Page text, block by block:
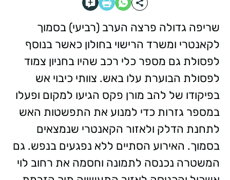
שריפה גדולה פרצה הערב (רביעי) בסמוך
לקאנטרי ומשרד הרישוי בחולון כאשר בנוסף
לפסולת גם מספר כלי רכב שהיו בחניון צמוד
לפסולת הבוערת עלו באש. צוותי כיבוי אש
בפיקודו של להב מורן פקס הגיעו למקום ופעלו
במספר גזרות כדי למנוע את התפשטות האש
לתחנת הדלק ולאזור הקאנטרי שנמצאים
בסמוך. האירוע הסתיים ללא נפגעים בנפש. גם
המשטרה נכנסה לתמונה וחסמה את רחוב לוי